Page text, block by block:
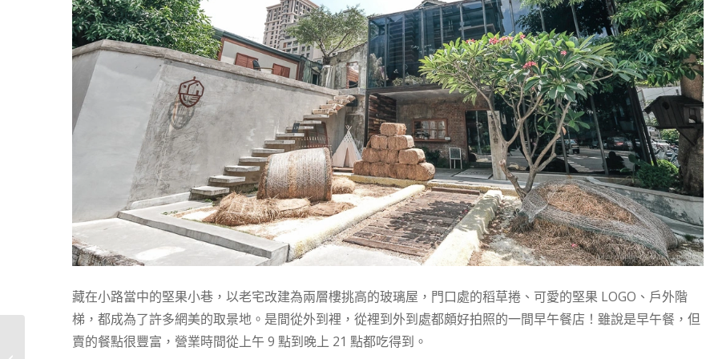
藏在小路當中的堅果小巷，以老宅改建為兩層樓挑高的玻璃屋，門口處的稻草捲、可愛的堅果 LOGO、戶外階
梯，都成為了許多網美的取景地。是間從外到裡，從裡到外到處都頗好拍照的一間早午餐店！雖說是早午餐，但
賣的餐點很豐富，營業時間從上午 9 點到晚上 21 點都吃得到。
小杜包子 屏東恆春排隊